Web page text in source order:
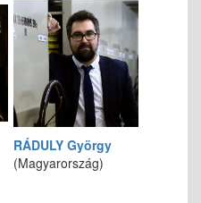
RÁDULY György
(Magyarország)